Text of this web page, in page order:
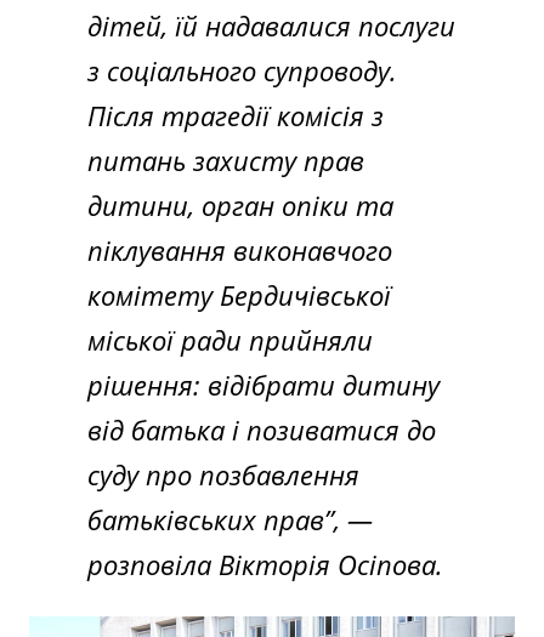
дітей, їй надавалися послуги
з соціального супроводу.
Після трагедії комісія з
питань захисту прав
дитини, орган опіки та
піклування виконавчого
комітету Бердичівської
міської ради прийняли
рішення: відібрати дитину
від батька і позиватися до
суду про позбавлення
батьківських прав”, —
розповіла Вікторія Осіпова.